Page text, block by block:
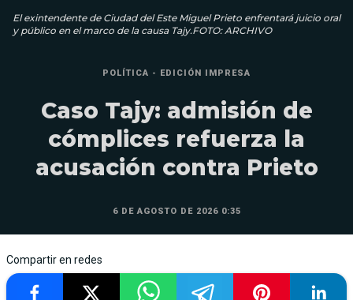
El exintendente de Ciudad del Este Miguel Prieto enfrentará juicio oral
y público en el marco de la causa Tajy.FOTO: ARCHIVO
POLÍTICA - EDICIÓN IMPRESA
Caso Tajy: admisión de
cómplices refuerza la
acusación contra Prieto
6 DE AGOSTO DE 2026 0:35
Compartir en redes